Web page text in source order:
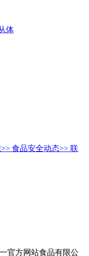
体
>> 食品安全动态>> 联
官方网站食品有限公